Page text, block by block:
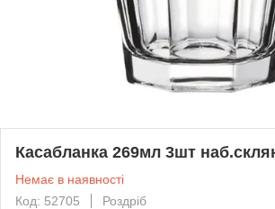
Касабланка 269мл 3шт
Немає в наявності
Код: 52705
Роздріб